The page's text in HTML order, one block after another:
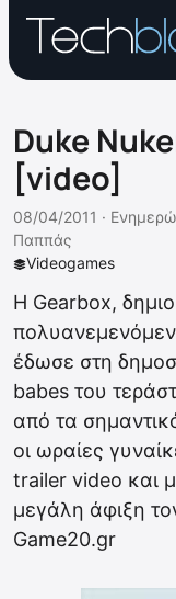
Duke
[video]
Videogames
08/04/2011 ·
Παππάς
Η Gearbox,
έδωσε στη
babes του
από τα
οι ωραίες
trailer video και
μεγάλη άφιξη
Game20.gr